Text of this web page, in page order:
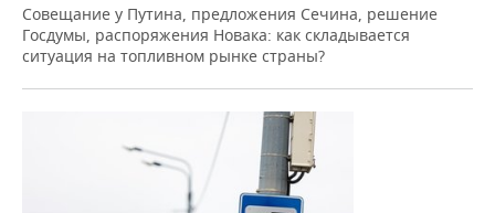
Совещание у Путина, предложения Сечина, решение
Госдумы, распоряжения Новака: как складывается
ситуация на топливном рынке страны?